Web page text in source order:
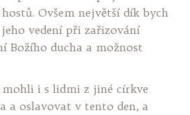
Ovšem největší dík bych
vedení při zařizování
Božího ducha a možnost
mohli i s lidmi z jiné církve
a oslavovat v tento den, a